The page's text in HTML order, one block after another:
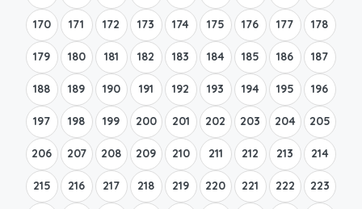
170 171 172 173 174 175 176 177 178
179 180 181 182 183 184 185 186 187
188 189 190 191 192 193 194 195 196
197 198 199 200 201 202 203 204 205
206 207 208 209 210 211 212 213 214
215 216 217 218 219 220 221 222 223